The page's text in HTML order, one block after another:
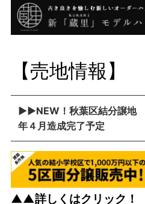
【売地情報】
▶▶NEW！秋葉区結分譲地
年４月造成完了予定
▲▲詳しくはクリック！